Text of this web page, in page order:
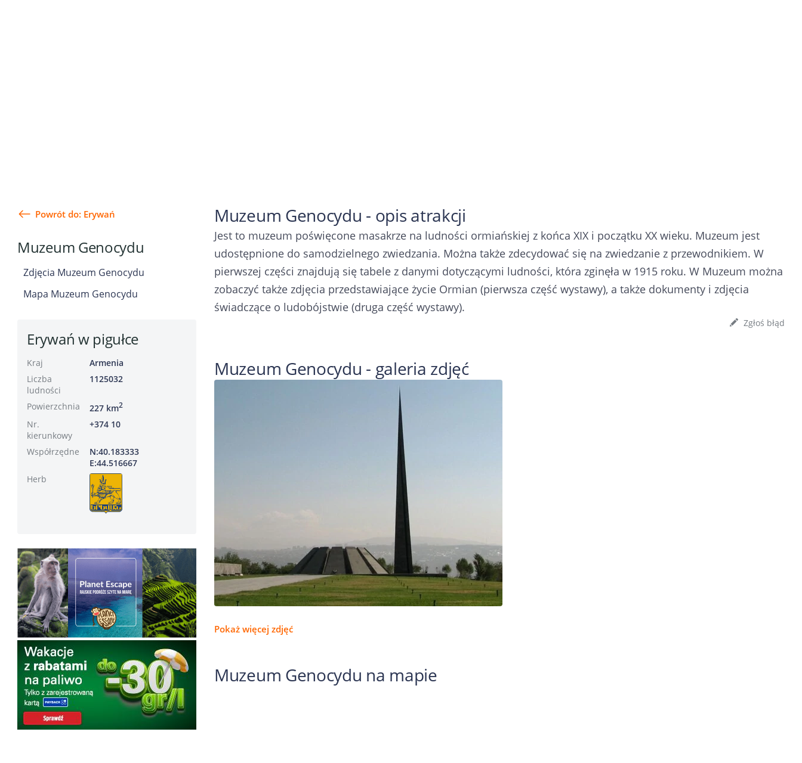
Powrót do: Erywań
Muzeum Genocydu
Zdjęcia Muzeum Genocydu
Mapa Muzeum Genocydu
Erywań w pigułce
Kraj
Armenia
Liczba
ludności
1125032
Powierzchnia 227 km2
Nr.
kierunkowy
+374 10
Współrzędne
N:40.183333
E:44.516667
Herb
Muzeum Genocydu - opis atrakcji
Jest to muzeum poświęcone masakrze na ludności ormiańskiej z końca XIX i początku XX wieku. Muzeum jest
udostępnione do samodzielnego zwiedzania. Można także zdecydować się na zwiedzanie z przewodnikiem. W
pierwszej części znajdują się tabele z danymi dotyczącymi ludności, która zginęła w 1915 roku. W Muzeum można
zobaczyć także zdjęcia przedstawiające życie Ormian (pierwsza część wystawy), a także dokumenty i zdjęcia
świadczące o ludobójstwie (druga część wystawy).
Zgłoś błąd
Muzeum Genocydu - galeria zdjęć
Pokaż więcej zdjęć
Muzeum Genocydu na mapie